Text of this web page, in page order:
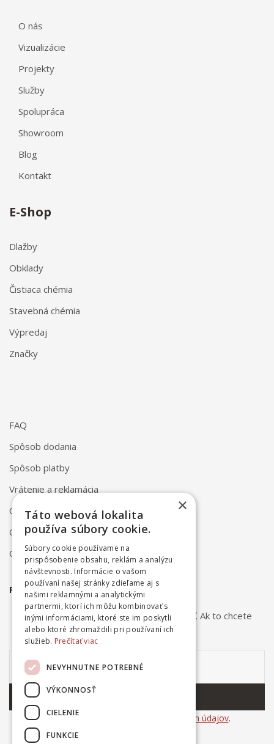
O nás
Vizualizácie
Projekty
Služby
Spolupráca
Showroom
Blog
Kontakt
E-Shop
Dlažby
Obklady
Čistiaca chémia
Stavebná chémia
Výpredaj
Značky
FAQ
Spôsob dodania
Spôsob platby
Vrátenie a reklamácia
Odstúpenie od zmluvy online
Obchodné podmienky
Ochrana osobných údajov
PRIHLÁSTE SA NA ODBER NOVINIEK
Odber noviniek môžete kedykoľvek zrušiť. Ak to chcete
urobiť, kontaktujte nás.
Súhlasím so spracovaním osobných údajov.
×
Táto webová lokalita
používa súbory cookie.
Súbory cookie používame na
prispôsobenie obsahu, reklám a analýzu
návštevnosti. Informácie o vašom
používaní našej stránky zdieľame aj s
našimi reklamnými a analytickými
partnermi, ktorí ich môžu kombinovať s
inými informáciami, ktoré ste im poskytli
alebo ktoré zhromaždili pri používaní ich
služieb. Prečítať viac
NEVYHNUTNE POTREBNÉ
VÝKONNOSŤ
CIELENIE
FUNKCIE